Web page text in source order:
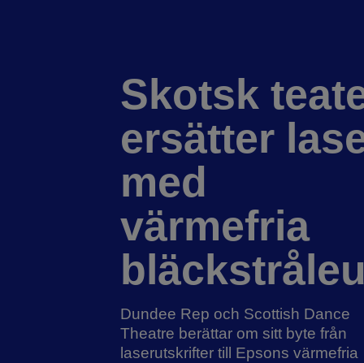
Skotsk
ersätter
med
värmefria
Dundee Rep och Scottish Dance
Theatre berättar om sitt byte från
laserutskrifter till Epsons värmefria